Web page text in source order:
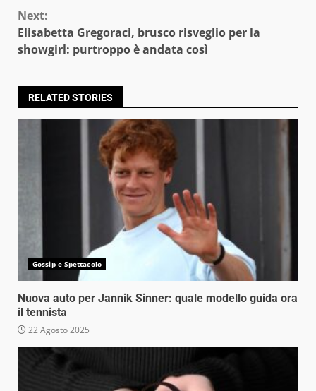
Next:
Elisabetta Gregoraci, brusco risveglio per la
showgirl: purtroppo è andata così
RELATED STORIES
Gossip e Spettacolo
Nuova auto per Jannik Sinner: quale modello guida ora
il tennista
22 Agosto 2025